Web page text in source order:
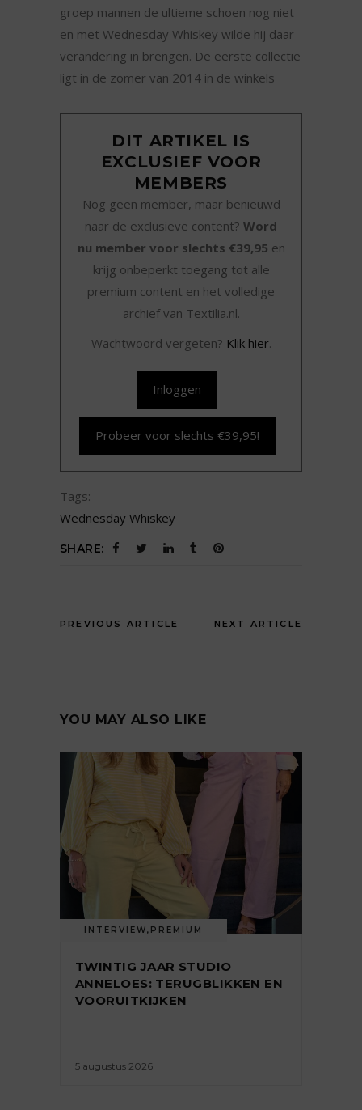
groep mannen de ultieme schoen nog niet
en met Wednesday Whiskey wilde hij daar
verandering in brengen. De eerste collectie
ligt in de zomer van 2014 in de winkels
DIT ARTIKEL IS
EXCLUSIEF VOOR
MEMBERS
Nog geen member, maar benieuwd
naar de exclusieve content? Word
nu member voor slechts €39,95 en
krijg onbeperkt toegang tot alle
premium content en het volledige
archief van Textilia.nl.
Wachtwoord vergeten? Klik hier.
Inloggen
Probeer voor slechts €39,95!
Tags:
Wednesday Whiskey
SHARE:
PREVIOUS ARTICLE NEXT ARTICLE
YOU MAY ALSO LIKE
INTERVIEW, PREMIUM
TWINTIG JAAR STUDIO
ANNELOES: TERUGBLIKKEN EN
VOORUITKIJKEN
5 augustus 2026